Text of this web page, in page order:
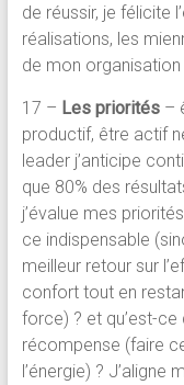
de réussir, je félicite
réalisations, les
de mon organisation
17 – Les priorités–
productif, être actif
leader j’anticipe
que 80% des
j’évalue mes
ce indispensable
meilleur retour sur
confort tout en
force) ? et qu’est-ce
récompense (faire
l’énergie) ?